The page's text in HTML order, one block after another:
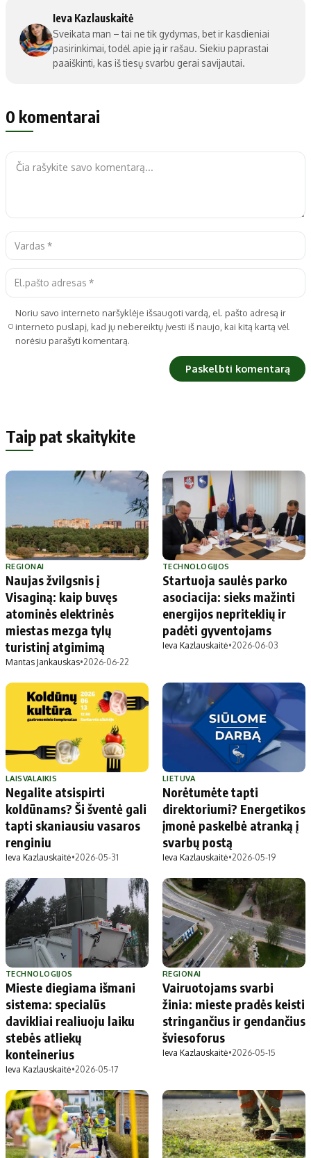
Ieva Kazlauskaitė
Sveikata man – tai ne tik gydymas, bet ir kasdieniai
pasirinkimai, todėl apie ją ir rašau. Siekiu paprastai
paaiškinti, kas iš tiesų svarbu gerai savijautai.
0 komentarai
Noriu savo interneto naršyklėje išsaugoti vardą, el. pašto adresą ir
interneto puslapį, kad jų nebereiktų įvesti iš naujo, kai kitą kartą vėl
norėsiu parašyti komentarą.
Taip pat skaitykite
REGIONAI
Naujas žvilgsnis į
Visaginą: kaip buvęs
atominės elektrinės
miestas mezga tylų
turistinį atgimimą
Mantas Jankauskas•2026-06-22
TECHNOLOGIJOS
Startuoja saulės parko
asociacija: sieks mažinti
energijos nepriteklių ir
padėti gyventojams
Ieva Kazlauskaitė•2026-06-03
LAISVALAIKIS
Negalite atsispirti
koldūnams? Ši šventė gali
tapti skaniausiu vasaros
renginiu
Ieva Kazlauskaitė•2026-05-31
LIETUVA
Norėtumėte tapti
direktoriumi? Energetikos
įmonė paskelbė atranką į
svarbų postą
Ieva Kazlauskaitė•2026-05-19
TECHNOLOGIJOS
Mieste diegiama išmani
sistema: specialūs
davikliai realiuoju laiku
stebės atliekų
konteinerius
Ieva Kazlauskaitė•2026-05-17
REGIONAI
Vairuotojams svarbi
žinia: mieste pradės keisti
stringančius ir gendančius
šviesoforus
Ieva Kazlauskaitė•2026-05-15